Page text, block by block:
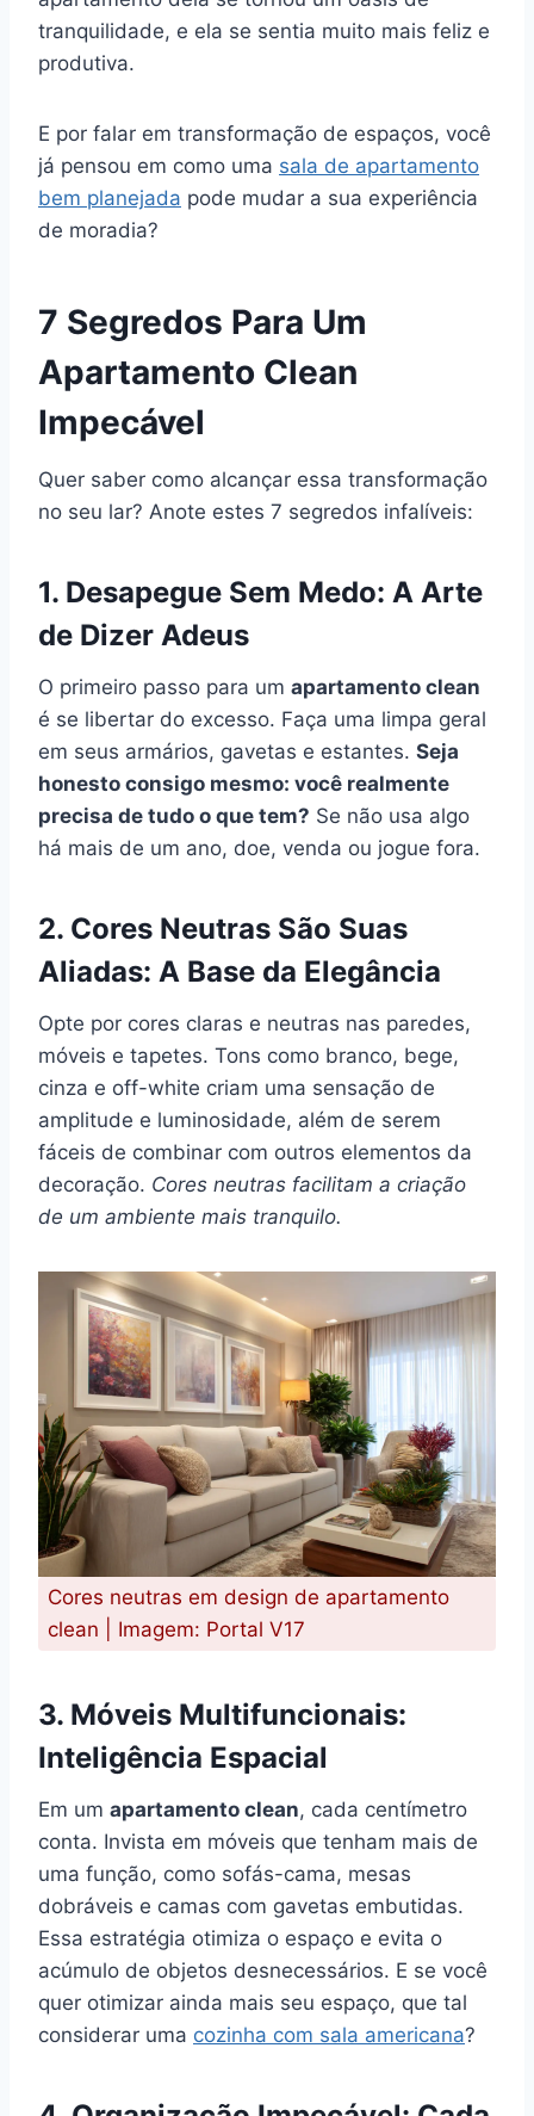
tranquilidade, e ela se sentia muito mais feliz e
produtiva.
E por falar em transformação de espaços, você
já pensou em como uma sala de apartamento
bem planejada pode mudar a sua experiência
de moradia?
7 Segredos Para Um
Apartamento Clean
Impecável
Quer saber como alcançar essa transformação
no seu lar? Anote estes 7 segredos infalíveis:
1. Desapegue Sem Medo: A Arte
de Dizer Adeus
O primeiro passo para um apartamento clean
é se libertar do excesso. Faça uma limpa geral
em seus armários, gavetas e estantes. Seja
honesto consigo mesmo: você realmente
precisa de tudo o que tem? Se não usa algo
há mais de um ano, doe, venda ou jogue fora.
2. Cores Neutras São Suas
Aliadas: A Base da Elegância
Opte por cores claras e neutras nas paredes,
móveis e tapetes. Tons como branco, bege,
cinza e off-white criam uma sensação de
amplitude e luminosidade, além de serem
fáceis de combinar com outros elementos da
decoração. Cores neutras facilitam a criação
de um ambiente mais tranquilo.
Cores neutras em design de apartamento
clean | Imagem: Portal V17
3. Móveis Multifuncionais:
Inteligência Espacial
Em um apartamento clean, cada centímetro
conta. Invista em móveis que tenham mais de
uma função, como sofás-cama, mesas
dobráveis e camas com gavetas embutidas.
Essa estratégia otimiza o espaço e evita o
acúmulo de objetos desnecessários. E se você
quer otimizar ainda mais seu espaço, que tal
considerar uma cozinha com sala americana?